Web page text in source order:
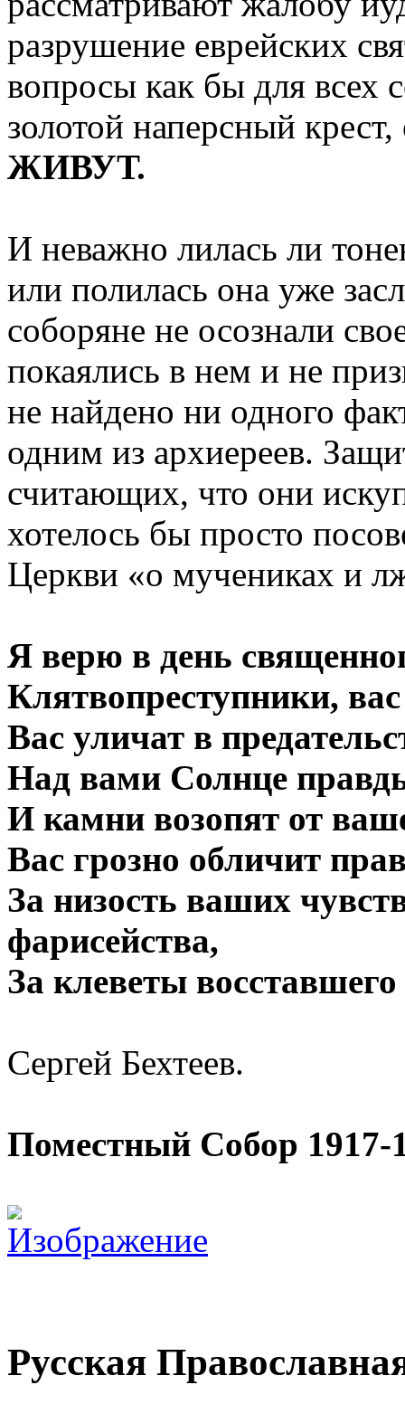
разрушение еврейских
вопросы как бы для всех
золотой наперсный
ЖИВУТ.
И неважно лилась ли
или полилась она уже
соборяне не осознали
покаялись в нем и не
не найдено ни одного
одним из архиереев.
считающих, что они
хотелось бы просто
Церкви «о мучениках и
Я верю в день
Клятвопреступники,
Вас уличат в
Над вами Солнце
И камни возопят от
Вас грозно обличит
За низость ваших
фарисейства,
За клеветы
Сергей Бехтеев.
Поместный Собор 1917-
Русская